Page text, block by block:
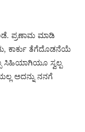
ಪ್ರಣಾಮ ಮಾಡಿ
ಕಾರ್ಕು ತೆಗೆದೊಡನೆಯೆ
ಸಿಹಿಯಾಗಿಯೂ ಸ್ವಲ್ಪ
ಅದನ್ನು ನನಗೆ